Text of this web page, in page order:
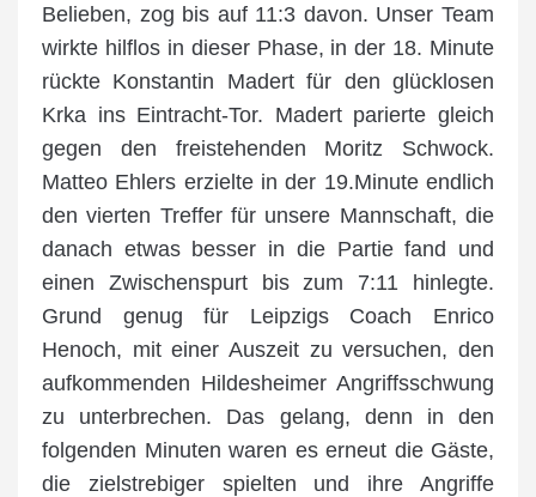
Belieben, zog bis auf 11:3 davon. Unser Team
wirkte hilflos in dieser Phase, in der 18. Minute
rückte Konstantin Madert für den glücklosen
Krka ins Eintracht-Tor. Madert parierte gleich
gegen den freistehenden Moritz Schwock.
Matteo Ehlers erzielte in der 19.Minute endlich
den vierten Treffer für unsere Mannschaft, die
danach etwas besser in die Partie fand und
einen Zwischenspurt bis zum 7:11 hinlegte.
Grund genug für Leipzigs Coach Enrico
Henoch, mit einer Auszeit zu versuchen, den
aufkommenden Hildesheimer Angriffsschwung
zu unterbrechen. Das gelang, denn in den
folgenden Minuten waren es erneut die Gäste,
die zielstrebiger spielten und ihre Angriffe